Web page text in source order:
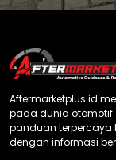
Aftermarketplus.id
pada dunia otomotif
panduan terpercaya
dengan informasi